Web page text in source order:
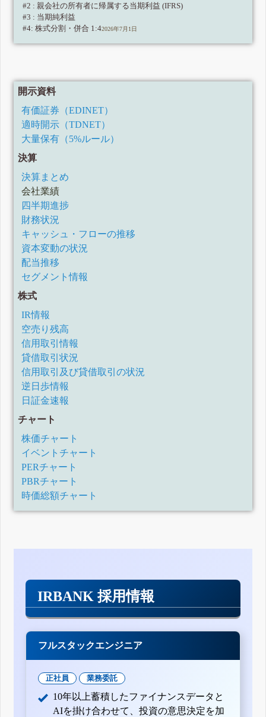
#2 : 親会社の所有者に帰属する当期利益 (IFRS)
#3 : 当期純利益
#4: 株式分割・併合 1:42026年7月1日
開示資料
有価証券（EDINET）
適時開示（TDNET）
大量保有（5%ルール）
決算
決算まとめ
会社業績
四半期進捗
財務状況
キャッシュ・フローの推移
資本変動の状況
配当推移
セグメント情報
株式
IR情報
空売り残高
信用取引情報
貸借取引状況
信用取引及び貸借取引の状況
逆日歩情報
日証金速報
チャート
株価チャート
イベントチャート
PERチャート
PBRチャート
時価総額チャート
IRBANK 採用情報
フルスタックエンジニア
正社員 業務委託
10年以上蓄積したファイナンスデータと
AIを掛け合わせて、投資の意思決定を加